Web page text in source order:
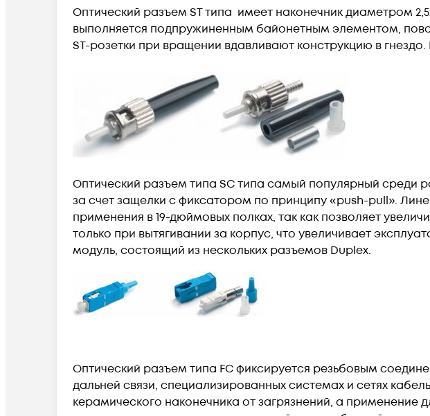
Оптический разъем ST типа имеет наконечник диаметром
выполняется подпружиненным байонетным элементом,
ST-розетки при вращении вдавливают конструкцию в
Оптический разъем типа SC типа самый популярный
за счет защелки с фиксатором по принципу «push-pull».
применения в 19-дюймовых полках, так как позволяет
только при вытягивании за корпус, что увеличивает
модуль, состоящий из нескольких разъемов Duplex.
Оптический разъем типа FC фиксируется резьбовым
дальней связи, специализированных системах и сетях
керамического наконечника от загрязнений, а